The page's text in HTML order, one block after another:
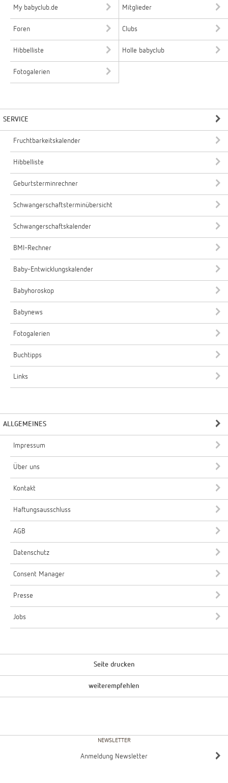
My babyclub.de Mitglieder
Foren Clubs
Hibbelliste Holle babyclub
Fotogalerien
SERVICE
Fruchtbarkeitskalender
Hibbelliste
Geburtsterminrechner
Schwangerschaftsterminübersicht
Schwangerschaftskalender
BMI-Rechner
Baby-Entwicklungskalender
Babyhoroskop
Babynews
Fotogalerien
Buchtipps
Links
ALLGEMEINES
Impressum
Über uns
Kontakt
Haftungsausschluss
AGB
Datenschutz
Consent Manager
Presse
Jobs
Seite drucken
weiterempfehlen
NEWSLETTER
Anmeldung Newsletter